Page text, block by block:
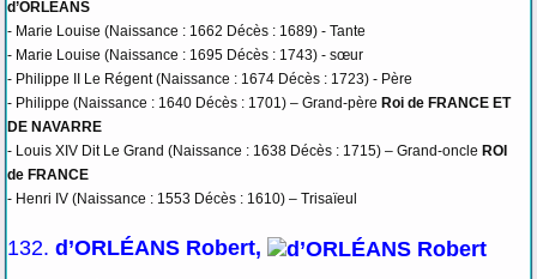
d’ORLÉANS
- Marie Louise (Naissance : 1662 Décès : 1689) - Tante
- Marie Louise (Naissance : 1695 Décès : 1743) - sœur
- Philippe II Le Régent (Naissance : 1674 Décès : 1723) - Père
- Philippe (Naissance : 1640 Décès : 1701) – Grand-père Roi de FRANCE ET
DE NAVARRE
- Louis XIV Dit Le Grand (Naissance : 1638 Décès : 1715) – Grand-oncle ROI
de FRANCE
- Henri IV (Naissance : 1553 Décès : 1610) – Trisaïeul
132. d’ORLÉANS Robert,